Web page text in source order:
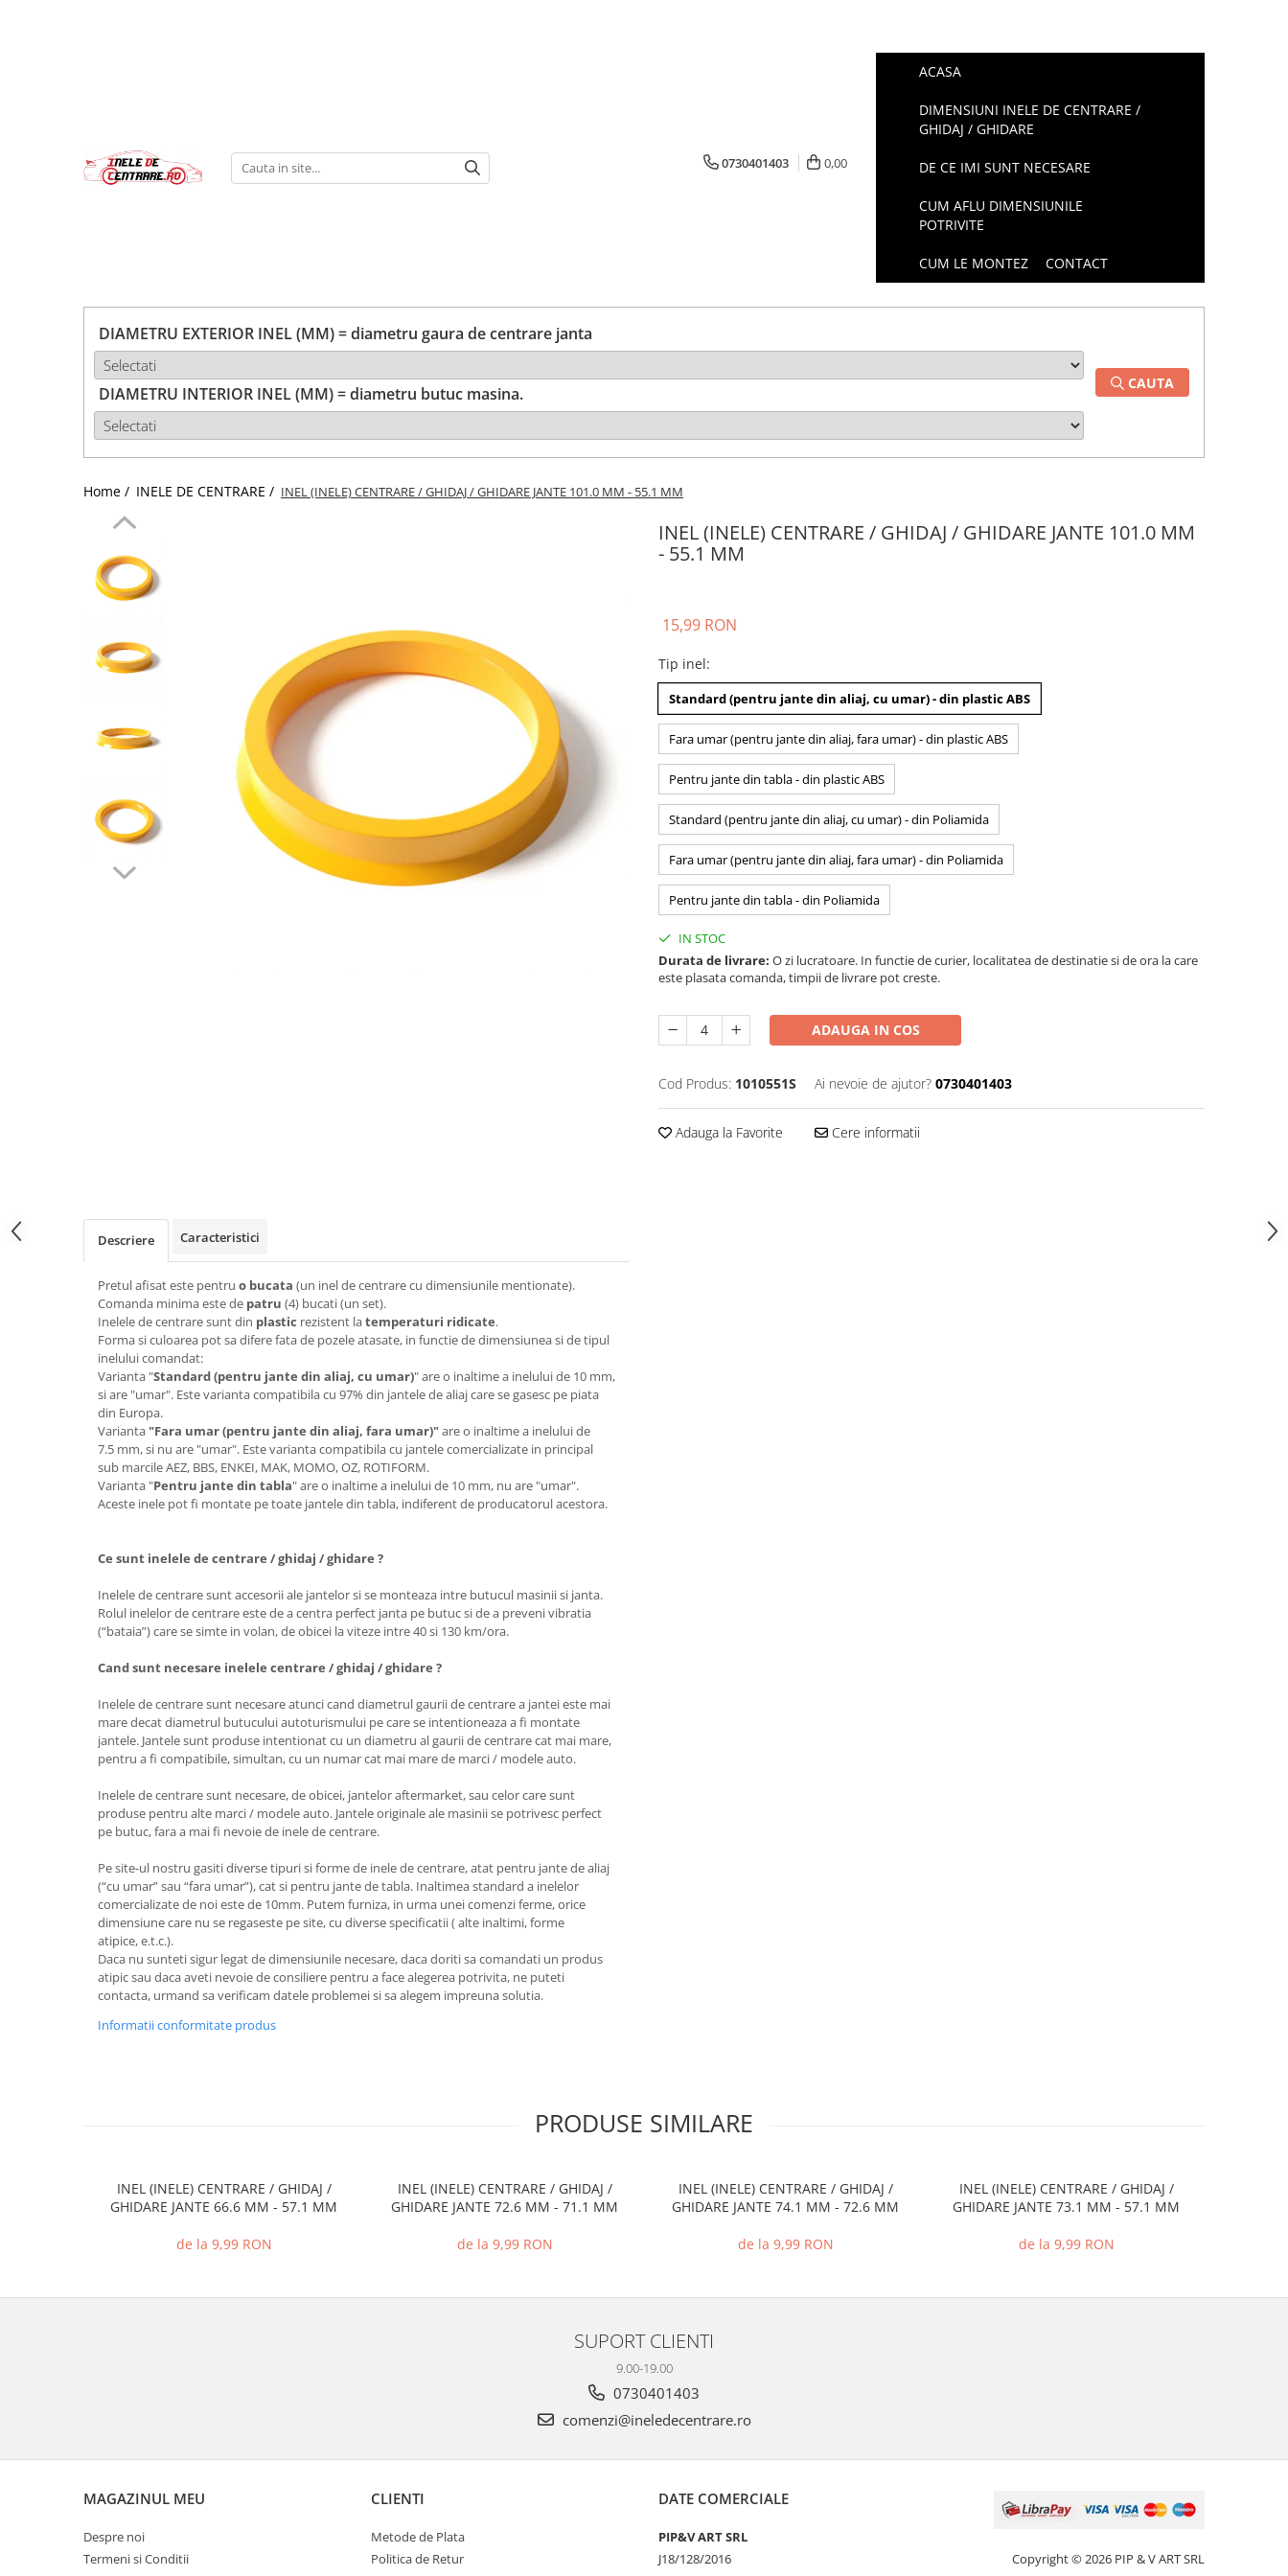
0730401403 0,00
ACASA
DIMENSIUNI INELE DE CENTRARE /
GHIDAJ / GHIDARE
DE CE IMI SUNT NECESARE
CUM AFLU DIMENSIUNILE
POTRIVITE
CUM LE MONTEZ CONTACT
DIAMETRU EXTERIOR INEL (MM) = diametru gaura de centrare janta
DIAMETRU INTERIOR INEL (MM) = diametru butuc masina.
CAUTA
Home / INELE DE CENTRARE / INEL (INELE) CENTRARE / GHIDAJ / GHIDARE JANTE 101.0 MM - 55.1 MM
INEL (INELE) CENTRARE / GHIDAJ / GHIDARE JANTE 101.0 MM
- 55.1 MM
15,99 RON
Tip inel:
Standard (pentru jante din aliaj, cu umar) - din plastic ABS
Fara umar (pentru jante din aliaj, fara umar) - din plastic ABS
Pentru jante din tabla - din plastic ABS
Standard (pentru jante din aliaj, cu umar) - din Poliamida
Fara umar (pentru jante din aliaj, fara umar) - din Poliamida
Pentru jante din tabla - din Poliamida
IN STOC
Durata de livrare: O zi lucratoare. In functie de curier, localitatea de destinatie si de ora la care
este plasata comanda, timpii de livrare pot creste.
ADAUGA IN COS
Cod Produs: 1010551S Ai nevoie de ajutor? 0730401403
Adauga la Favorite Cere informatii
Descriere Caracteristici
Pretul afisat este pentru o bucata (un inel de centrare cu dimensiunile mentionate).
Comanda minima este de patru (4) bucati (un set).
Inelele de centrare sunt din plastic rezistent latemperaturi ridicate.
Forma si culoarea pot sa difere fata de pozele atasate, in functie de dimensiunea si de tipul
inelului comandat:
Varianta "Standard (pentru jante din aliaj, cu umar)" are o inaltime a inelului de 10 mm,
si are "umar". Este varianta compatibila cu 97% din jantele de aliaj care se gasesc pe piata
din Europa.
Varianta "Fara umar (pentru jante din aliaj, fara umar)"are o inaltime a inelului de
7.5 mm, si nu are "umar". Este varianta compatibila cu jantele comercializate in principal
sub marcile AEZ, BBS, ENKEI, MAK, MOMO, OZ, ROTIFORM.
Varianta "Pentru jante din tabla" are o inaltime a inelului de 10 mm, nu are "umar".
Aceste inele pot fi montate pe toate jantele din tabla, indiferent de producatorul acestora.
Ce sunt inelele de centrare / ghidaj / ghidare ?
Inelele de centrare sunt accesorii ale jantelor si se monteaza intre butucul masinii si janta.
Rolul inelelor de centrare este de a centra perfect janta pe butuc si de a preveni vibratia
(“bataia”) care se simte in volan, de obicei la viteze intre 40 si 130 km/ora.
Cand sunt necesare inelele centrare / ghidaj / ghidare ?
Inelele de centrare sunt necesare atunci cand diametrul gaurii de centrare a jantei este mai
mare decat diametrul butucului autoturismului pe care se intentioneaza a fi montate
jantele. Jantele sunt produse intentionat cu un diametru al gaurii de centrare cat mai mare,
pentru a fi compatibile, simultan, cu un numar cat mai mare de marci / modele auto.
Inelele de centrare sunt necesare, de obicei, jantelor aftermarket, sau celor care sunt
produse pentru alte marci / modele auto. Jantele originale ale masinii se potrivesc perfect
pe butuc, fara a mai fi nevoie de inele de centrare.
Pe site-ul nostru gasiti diverse tipuri si forme de inele de centrare, atat pentru jante de aliaj
(“cu umar” sau “fara umar”), cat si pentru jante de tabla. Inaltimea standard a inelelor
comercializate de noi este de 10mm. Putem furniza, in urma unei comenzi ferme, orice
dimensiune care nu se regaseste pe site, cu diverse specificatii ( alte inaltimi, forme
atipice, e.t.c.).
Daca nu sunteti sigur legat de dimensiunile necesare, daca doriti sa comandati un produs
atipic sau daca aveti nevoie de consiliere pentru a face alegerea potrivita, ne puteti
contacta, urmand sa verificam datele problemei si sa alegem impreuna solutia.
Informatii conformitate produs
PRODUSE SIMILARE
INEL (INELE) CENTRARE / GHIDAJ /
GHIDARE JANTE 66.6 MM - 57.1 MM
de la 9,99 RON
INEL (INELE) CENTRARE / GHIDAJ /
GHIDARE JANTE 72.6 MM - 71.1 MM
de la 9,99 RON
INEL (INELE) CENTRARE / GHIDAJ /
GHIDARE JANTE 74.1 MM - 72.6 MM
de la 9,99 RON
INEL (INELE) CENTRARE / GHIDAJ /
GHIDARE JANTE 73.1 MM - 57.1 MM
de la 9,99 RON
SUPORT CLIENTI
9.00-19.00
0730401403
comenzi@ineledecentrare.ro
MAGAZINUL MEU
Despre noi
Termeni si Conditii
CLIENTI
Metode de Plata
Politica de Retur
DATE COMERCIALE
PIP&V ART SRL
J18/128/2016
Copyright © 2026 PIP & V ART SRL